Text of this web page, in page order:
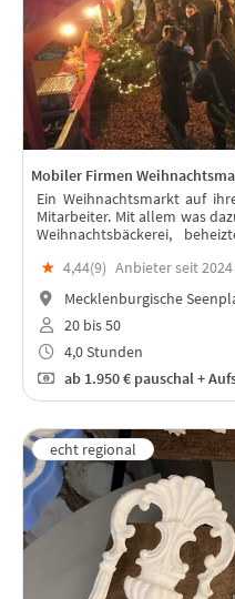
Mobiler Firmen
Ein Weihnachtsmarkt auf
Mitarbeiter. Mit allem was
Weihnachtsbäckerei,
★ 4,44(9) Anbieter seit 2024
Mecklenburgische
20 bis 50
4,0 Stunden
ab1.950 € pauschal +